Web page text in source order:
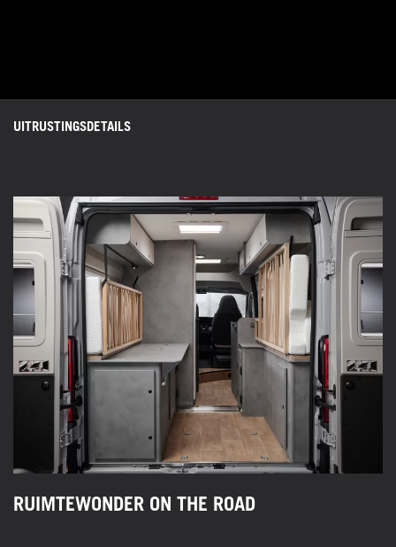
UITRUSTINGSDETAILS
RUIMTEWONDER ON THE ROAD